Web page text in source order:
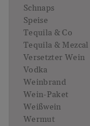
Schnaps
Speise
Tequila & Co
Tequila & Mezcal
Versetzter Wein
Vodka
Weinbrand
Wein-Paket
Weißwein
Wermut